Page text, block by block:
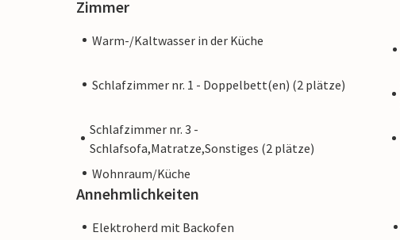
Zimmer
Warm-/Kaltwasser in der Küche
Schlafzimmer nr. 1 - Doppelbett(en) (2 plätze)
Schlafzimmer nr. 3 -
Schlafsofa,Matratze,Sonstiges (2 plätze)
Wohnraum/Küche
Annehmlichkeiten
Elektroherd mit Backofen